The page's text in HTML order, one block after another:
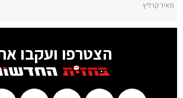
מאיר קרליץ
הצטרפו ועקבו